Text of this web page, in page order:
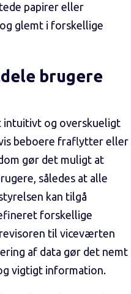
papirer eller
glemt i forskellige
brugere
intuitivt og overskueligt
beboere fraflytter eller
gør det muligt at
således at alle
kan tilgå
forskellige
til viceværten
af data gør det nemt
vigtigt information.